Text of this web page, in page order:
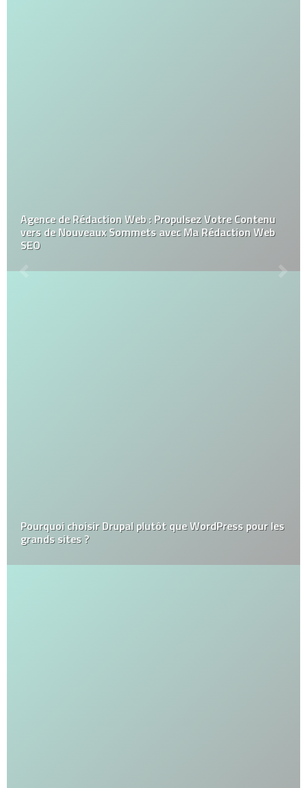
Agence de Rédaction Web : Propulsez Votre Contenu
vers de Nouveaux Sommets avec Ma Rédaction Web
SEO
Pourquoi choisir Drupal plutôt que WordPress pour les
grands sites ?